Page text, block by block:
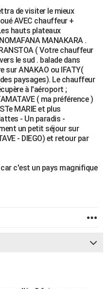
de visiter le mieux
AVEC chauffeur +
hauts plateaux
MANAKARA .
( Votre chauffeur
le sud . balade dans
sur ANAKAO ou IFATY(
paysages). Le chauffeur
à l'aéroport ;
( ma préférence )
MARIE et plus
- Un paradis -
un petit séjour sur
- DIEGO) et retour par
c'est un pays magnifique